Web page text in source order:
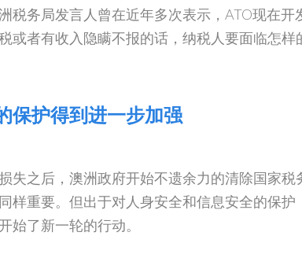
税务局发言人曾在近年多次表示，ATO现在
或者有收入隐瞒不报的话，纳税人要面临怎样
护得到进一步加强
失之后，澳洲政府开始不遗余力的清除国家
样重要。但出于对人身安全和信息安全的保护
始了新一轮的行动。